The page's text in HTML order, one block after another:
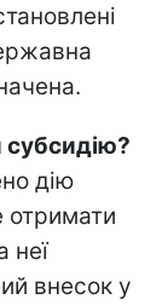
дію
отримати
неї
внесок у